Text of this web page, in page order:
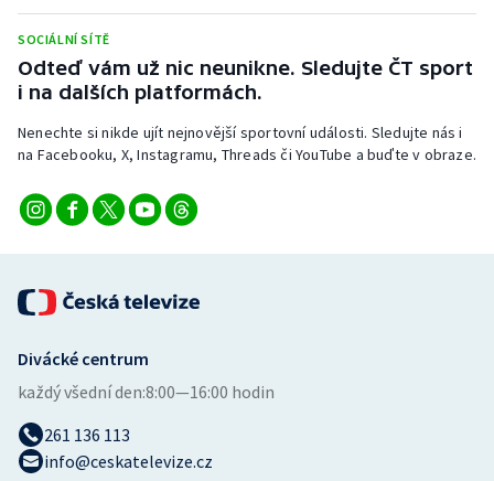
Parasport
Plavání
Plážový volejbal
Ragby
Rychlobruslení
Rychlostní kanoistika
Short track
Stolní tenis
SOCIÁLNÍ SÍTĚ
Odteď vám už nic neunikne. Sledujte ČT sport
i na dalších platformách.
Nenechte si nikde ujít nejnovější sportovní události. Sledujte nás i
na Facebooku, X, Instagramu, Threads či YouTube a buďte v obraze.
Divácké centrum
každý všední den:8:00—16:00 hodin
261 136 113
info@ceskatelevize.cz